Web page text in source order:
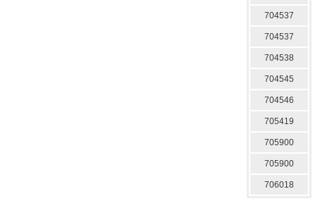
704537
704537
704538
704545
704546
705419
705900
705900
706018